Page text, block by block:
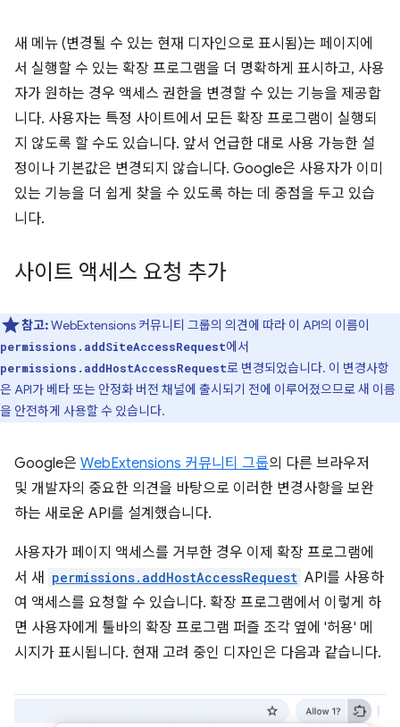
새 메뉴 (변경될 수 있는 현재 디자인으로 표시됨)는 페이지에
서 실행할 수 있는 확장 프로그램을 더 명확하게 표시하고, 사용
자가 원하는 경우 액세스 권한을 변경할 수 있는 기능을 제공합
니다. 사용자는 특정 사이트에서 모든 확장 프로그램이 실행되
지 않도록 할 수도 있습니다. 앞서 언급한 대로 사용 가능한 설
정이나 기본값은 변경되지 않습니다. Google은 사용자가 이미
있는 기능을 더 쉽게 찾을 수 있도록 하는 데 중점을 두고 있습
니다.
사이트 액세스 요청 추가
참고:WebExtensions 커뮤니티 그룹의 의견에 따라 이 API의 이름이
permissions.addSiteAccessRequest에서
permissions.addHostAccessRequest로 변경되었습니다. 이 변경사항
은 API가 베타 또는 안정화 버전 채널에 출시되기 전에 이루어졌으므로 새 이름
을 안전하게 사용할 수 있습니다.
Google은 WebExtensions 커뮤니티 그룹의 다른 브라우저
및 개발자의 중요한 의견을 바탕으로 이러한 변경사항을 보완
하는 새로운 API를 설계했습니다.
사용자가 페이지 액세스를 거부한 경우 이제 확장 프로그램에
서 새
permissions.addHostAccessRequest API를 사용하
여 액세스를 요청할 수 있습니다. 확장 프로그램에서 이렇게 하
면 사용자에게 툴바의 확장 프로그램 퍼즐 조각 옆에 '허용' 메
시지가 표시됩니다. 현재 고려 중인 디자인은 다음과 같습니다.